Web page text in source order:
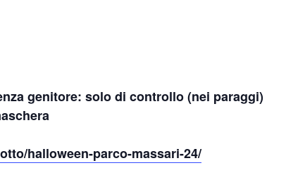
genitore: solo di controllo (nei paraggi)
halloween-parco-massari-24/